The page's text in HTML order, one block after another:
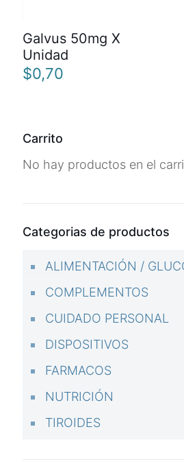
Galvus 50mg X
Unidad
$0,70
Carrito
No hay productos en el
Categorias de productos
ALIMENTACIÓN /
COMPLEMENTOS
CUIDADO PERSONAL
DISPOSITIVOS
FARMACOS
NUTRICIÓN
TIROIDES